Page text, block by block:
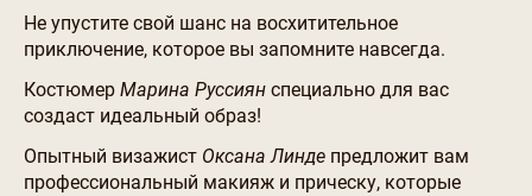
Не упустите свой шанс на восхитительное
приключение, которое вы запомните навсегда.
Костюмер Марина Руссиян специально для вас
создаст идеальный образ!
Опытный визажист Оксана Линде предложит вам
профессиональный макияж и прическу, которые